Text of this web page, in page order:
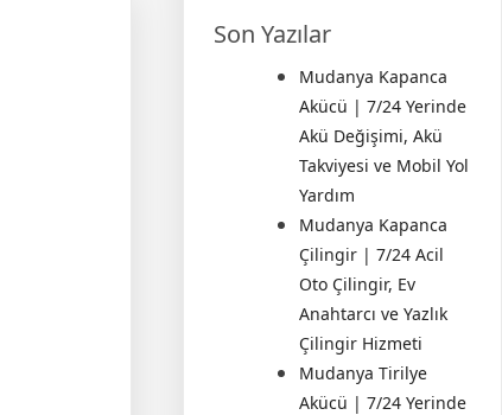
Son Yazılar
Mudanya Kapanca
Akücü | 7/24 Yerinde
Akü Değişimi, Akü
Takviyesi ve Mobil Yol
Yardım
Mudanya Kapanca
Çilingir | 7/24 Acil
Oto Çilingir, Ev
Anahtarcı ve Yazlık
Çilingir Hizmeti
Mudanya Tirilye
Akücü | 7/24 Yerinde